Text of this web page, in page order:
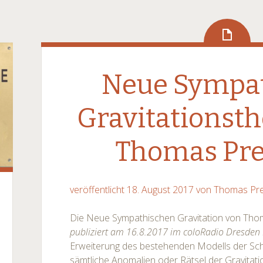
Neue
Thomas
veröffentlicht 18. August 2017 von Thomas
Die Neue Sympathischen Gravitation von
publiziert am 16.8.2017 im coloRadio Dresden
Erweiterung des bestehenden Modells der
sämtliche Anomalien oder Rätsel der